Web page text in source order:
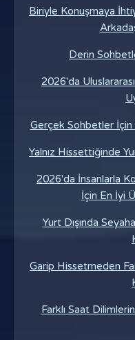
Biriyle Konuşmaya
Derin
2026'da
Gerçek Sohbetler İçin
Yalnız Hissettiğinde
2026'da İnsanlarla
İçin En İyi
Yurt Dışında
Garip Hissetmeden
Farklı Saat